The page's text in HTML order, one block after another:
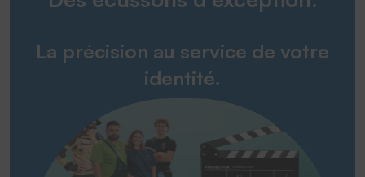
La précision au service de votre
identité.